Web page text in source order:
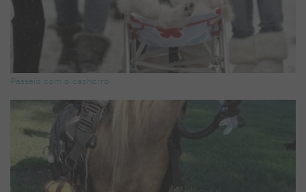
Passeio com o cachorro